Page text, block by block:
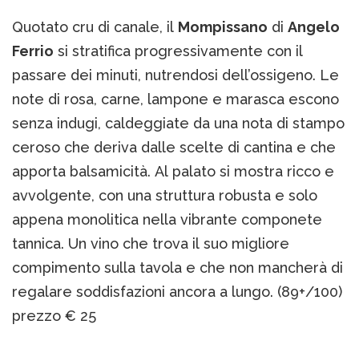
Quotato cru di canale, il Mompissano di Angelo
Ferrio si stratifica progressivamente con il
passare dei minuti, nutrendosi dell’ossigeno. Le
note di rosa, carne, lampone e marasca escono
senza indugi, caldeggiate da una nota di stampo
ceroso che deriva dalle scelte di cantina e che
apporta balsamicità. Al palato si mostra ricco e
avvolgente, con una struttura robusta e solo
appena monolitica nella vibrante componete
tannica. Un vino che trova il suo migliore
compimento sulla tavola e che non mancherà di
regalare soddisfazioni ancora a lungo. (89+/100)
prezzo € 25